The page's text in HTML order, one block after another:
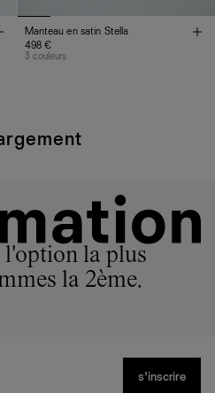
Manteau en satin Stella
498 €
3 couleurs
l'option la plus
la 2ème.
s’inscrire